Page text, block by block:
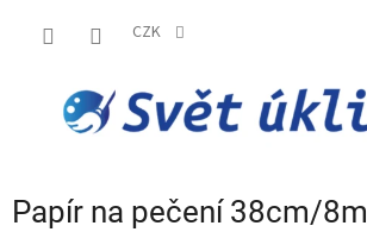
CZK
Papír na pečení 38cm/8m